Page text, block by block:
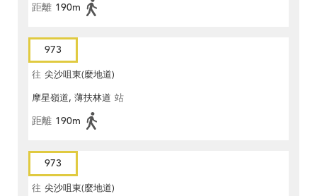
距離 190m
973
往 尖沙咀東(麼地道)
摩星嶺道, 薄扶林道 站
距離 190m
973
往 尖沙咀東(麼地道)